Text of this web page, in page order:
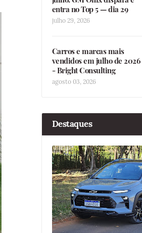
entra no Top 5 — dia 29
julho 29, 2026
Carros e marcas mais
vendidos em julho de 2026
- Bright Consulting
agosto 03, 2026
Destaques